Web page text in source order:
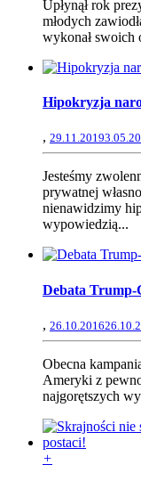
Upłynął rok
młodych
wykonał swoich
Hipokryzja
, 29.11.2019
Jesteśmy
prywatnej
nienawidzimy
wypowiedzią...
Debata
, 26.10.2016
Obecna
Ameryki z
najgorętszych
+